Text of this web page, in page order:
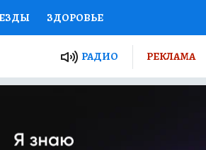
ЗДОРОВЬЕ
РОССИИ
СЕКРЕТЫ ПУТЕВОДИТЕЛЬ
РАДИО РЕКЛАМА